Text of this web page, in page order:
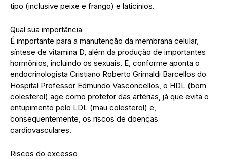
tipo (inclusive peixe e frango) e laticínios.
Qual sua importância
É importante para a manutenção da membrana celular,
síntese de vitamina D, além da produção de importantes
hormônios, incluindo os sexuais. E, conforme aponta o
endocrinologista Cristiano Roberto Grimaldi Barcellos do
Hospital Professor Edmundo Vasconcellos, o HDL (bom
colesterol) age como protetor das artérias, já que evita o
entupimento pelo LDL (mau colesterol) e,
consequentemente, os riscos de doenças
cardiovasculares.
Riscos do excesso